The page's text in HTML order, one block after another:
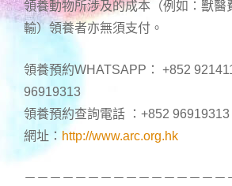
領養動物所涉及的成本（例如：獸醫
輸）領養者亦無須支付。
領養預約WHATSAPP： +852
96919313
領養預約查詢電話 ：+852 96919313
網址： http://www.arc.org.hk
－－－－－－－－－－－－－－－－